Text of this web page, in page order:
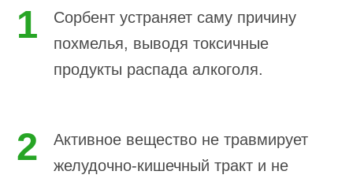
1
Сорбент устраняет саму причину
похмелья, выводя токсичные
продукты распада алкоголя.
2
Активное вещество не травмирует
желудочно-кишечный тракт и не